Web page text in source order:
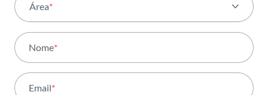
Área*
Atividade
Institucional
Nome*
Email*